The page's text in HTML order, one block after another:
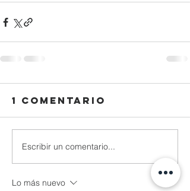
1 comentario
Escribir un comentario...
Lo más nuevo